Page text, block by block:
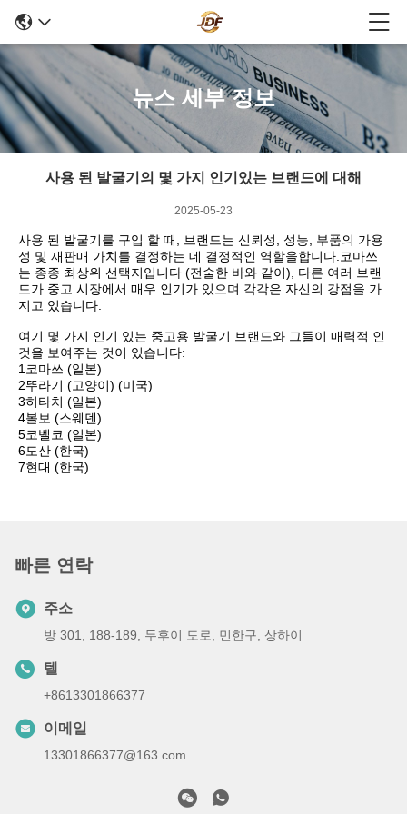
뉴스 세부 정보
사용 된 발굴기의 몇 가지 인기있는 브랜드에 대해
2025-05-23
사용 된 발굴기를 구입 할 때, 브랜드는 신뢰성, 성능, 부품의 가용
성 및 재판매 가치를 결정하는 데 결정적인 역할을합니다.코마쓰
는 종종 최상위 선택지입니다 (전술한 바와 같이), 다른 여러 브랜
드가 중고 시장에서 매우 인기가 있으며 각각은 자신의 강점을 가
지고 있습니다.
여기 몇 가지 인기 있는 중고용 발굴기 브랜드와 그들이 매력적 인
것을 보여주는 것이 있습니다:
1코마쓰 (일본)
2뚜라기 (고양이) (미국)
3히타치 (일본)
4볼보 (스웨덴)
5코벨코 (일본)
6도산 (한국)
7현대 (한국)
빠른 연락
주소
방 301, 188-189, 두후이 도로, 민한구, 상하이
텔
+8613301866377
이메일
13301866377@163.com